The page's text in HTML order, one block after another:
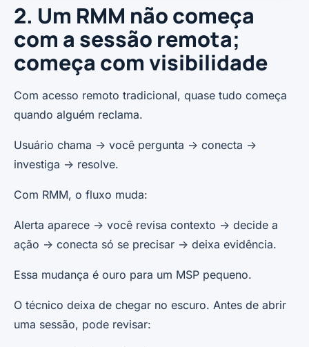
2. Um RMM não começa
com a sessão remota;
começa com visibilidade
Com acesso remoto tradicional, quase tudo começa
quando alguém reclama.
Usuário chama -> você pergunta -> conecta ->
investiga -> resolve.
Com RMM, o fluxo muda:
Alerta aparece -> você revisa contexto -> decide a
ação -> conecta só se precisar -> deixa evidência.
Essa mudança é ouro para um MSP pequeno.
O técnico deixa de chegar no escuro. Antes de abrir
uma sessão, pode revisar: